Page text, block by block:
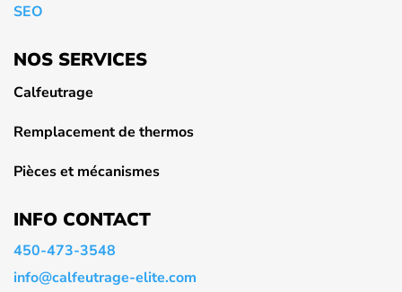
SEO
NOS SERVICES
Calfeutrage
Remplacement de thermos
Pièces et mécanismes
INFO CONTACT
450-473-3548
info@calfeutrage-elite.com